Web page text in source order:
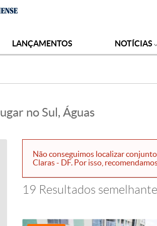
LANÇAMENTOS NOTÍCIAS
no Sul, Águas
Não conseguimos localizar
Claras - DF. Por isso,
19 Resultados